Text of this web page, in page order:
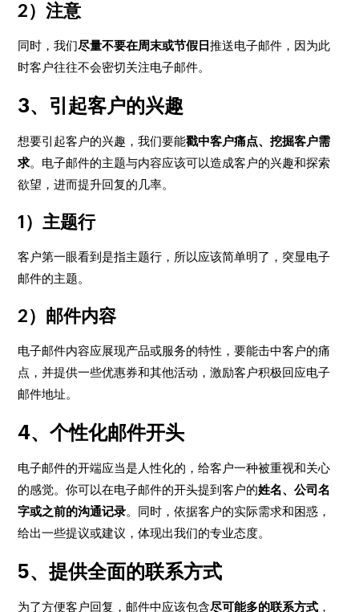
2）注意
同时，我们尽量不要在周末或节假日推送电子邮件，因为此
时客户往往不会密切关注电子邮件。
3、引起客户的兴趣
想要引起客户的兴趣，我们要能戳中客户痛点、挖掘客户需
求。电子邮件的主题与内容应该可以造成客户的兴趣和探索
欲望，进而提升回复的几率。
1）主题行
客户第一眼看到是指主题行，所以应该简单明了，突显电子
邮件的主题。
2）邮件内容
电子邮件内容应展现产品或服务的特性，要能击中客户的痛
点，并提供一些优惠券和其他活动，激励客户积极回应电子
邮件地址。
4、个性化邮件开头
电子邮件的开端应当是人性化的，给客户一种被重视和关心
的感觉。你可以在电子邮件的开头提到客户的姓名、公司名
字或之前的沟通记录。同时，依据客户的实际需求和困惑，
给出一些提议或建议，体现出我们的专业态度。
5、提供全面的联系方式
为了方便客户回复，邮件中应该包含尽可能多的联系方式 ，